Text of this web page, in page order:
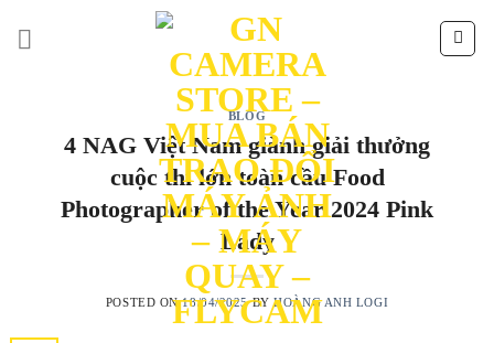
BLOG
4 NAG Việt Nam giành giải thưởng
cuộc thi lớn toàn cầu Food
Photographer of the Year 2024 Pink
Lady
POSTED ON18/04/2025 BYHOÀNG ANH LOGI